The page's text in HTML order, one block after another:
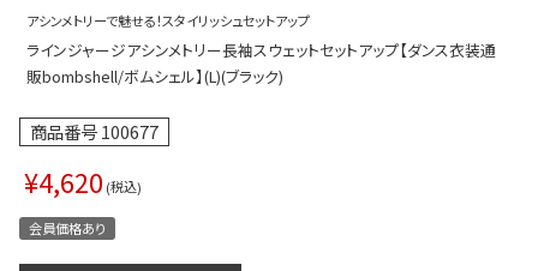
アップ
ース
インワン／サロペット
ラ・ニップレス
アシンメトリーで魅せる！スタイリッシュセットアップ
ラインジャージアシンメトリー長袖スウェットセットアップ【ダンス衣装通
販bombshell/ボムシェル】(L)(ブラック)
商品番号100677
¥4,620 税込
会員価格あり